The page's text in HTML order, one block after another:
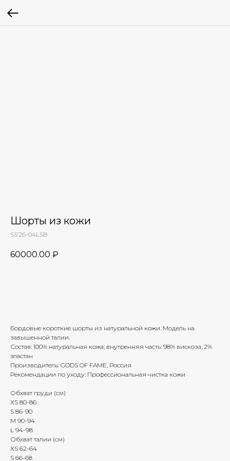
Шорты из кожи
SS’26-04LSB
60000.00 ₽
Бордовые короткие шорты из натуральной кожи. Модель на
завышенной талии.
Состав: 100% натуральная кожа; внутренняя часть: 98% вискоза, 2%
эластан
Производитель: GODS OF FAME, Россия
Рекомендации по уходу: Профессиональная чистка кожи
Обхват груди (см)
XS 80-86
S 86-90
M 90-94
L 94-98
Обхват талии (см)
XS 62-64
S 66-68